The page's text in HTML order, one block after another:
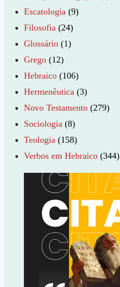
Escatologia (9)
Filosofia (24)
Glossário (1)
Grego (12)
Hebraico (106)
Hermenêutica (3)
Novo Testamento (279)
Sociologia (8)
Teologia (158)
Verbos em Hebraico (344)